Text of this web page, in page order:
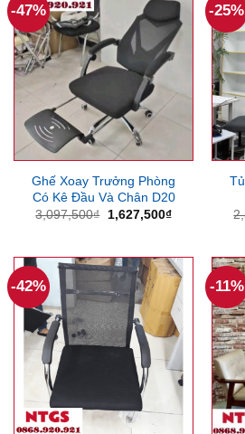
-47%
Ghế Xoay Trưởng Phòng
Có Kê Đầu Và Chân D20
3,097,500₫
Giá
1,627,500₫Giá
1,627,500₫.
-25%
-42% -11%